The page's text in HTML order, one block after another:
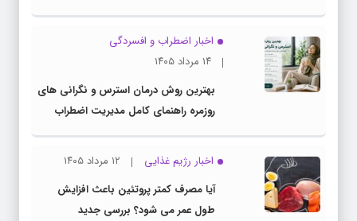
اخبار اضطراب و افسردگی
۱۴ مرداد ۱۴۰۵
بهترین روش درمان استرس و نگرانی های
روزمره راهنمای کامل مدیریت اضطراب
اخبار رژیم غذایی
۱۲ مرداد ۱۴۰۵
آیا مصرف کمتر پروتئین باعث افزایش
طول عمر می شود؟ بررسی جدید